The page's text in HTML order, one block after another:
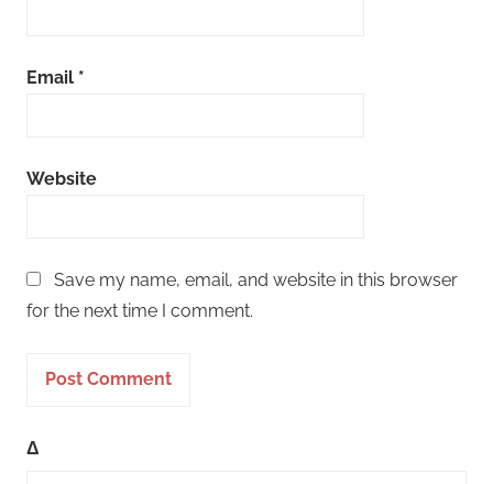
Email *
Website
Save my name, email, and website in this browser
for the next time I comment.
Δ